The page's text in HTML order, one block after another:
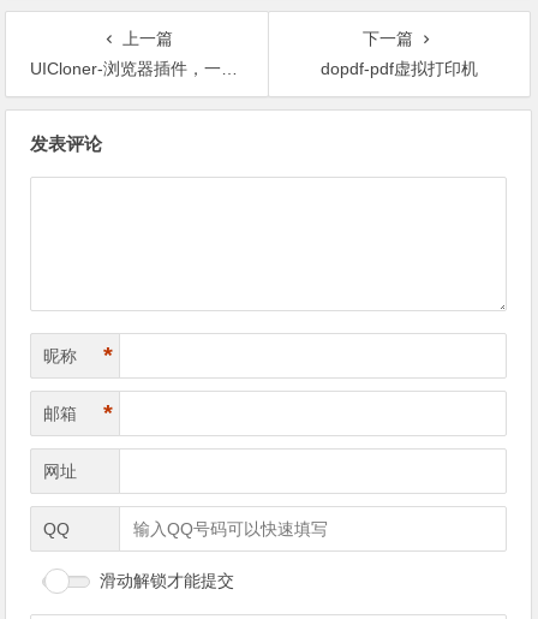
上一篇
UICloner-浏览器插件，一键克隆网页 UI 组件，生成代码
下一篇
dopdf-pdf虚拟打印机
发表评论
昵称 *
邮箱 *
网址
QQ
滑动解锁才能提交